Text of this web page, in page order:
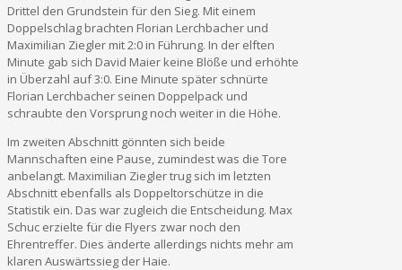
Drittel den Grundstein für den Sieg. Mit einem
Doppelschlag brachten Florian Lerchbacher und
Maximilian Ziegler mit 2:0 in Führung. In der elften
Minute gab sich David Maier keine Blöße und erhöhte
in Überzahl auf 3:0. Eine Minute später schnürte
Florian Lerchbacher seinen Doppelpack und
schraubte den Vorsprung noch weiter in die Höhe.
Im zweiten Abschnitt gönnten sich beide
Mannschaften eine Pause, zumindest was die Tore
anbelangt. Maximilian Ziegler trug sich im letzten
Abschnitt ebenfalls als Doppeltorschütze in die
Statistik ein. Das war zugleich die Entscheidung. Max
Schuc erzielte für die Flyers zwar noch den
Ehrentreffer. Dies änderte allerdings nichts mehr am
klaren Auswärtssieg der Haie.